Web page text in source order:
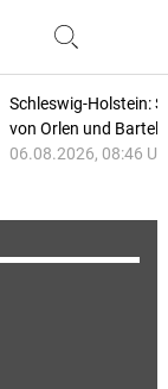
Schleswig-Holstein:
von Orlen und
06.08.2026, 08:46